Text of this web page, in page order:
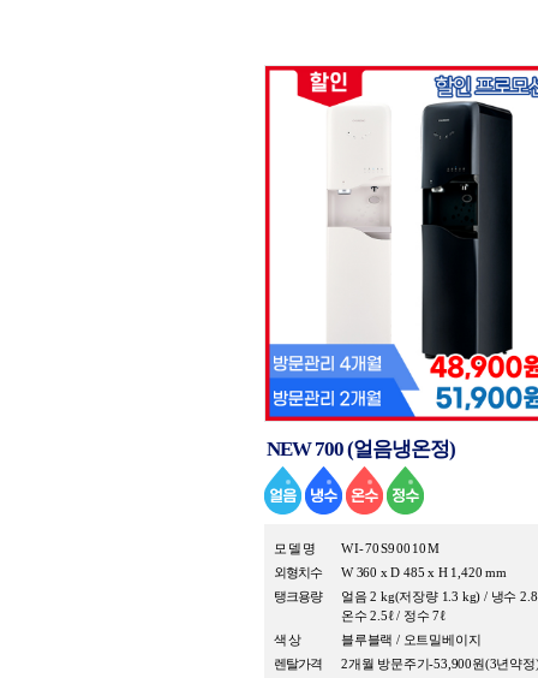
NEW 700 (얼음냉온정)
모 델 명
WI-70S90010M
외형치수
W 360 x D 485 x H 1,420 mm
탱크용량
얼음 2 kg(저장량 1.3 kg) / 냉수
온수 2.5ℓ / 정수 7ℓ
색 상
블루블랙 / 오트밀베이지
렌탈가격
2개월 방문주기-53,900원(3년약정